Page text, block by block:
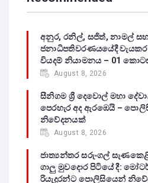
අනුර, රනිල්, සජිත්, නාමල්
ජනාධිපතිවරණයයේදී
වියදම් නියාමනය – 01
August 8, 2026
සීනිගම ශ්‍රී දෙවොල් මහා
පෙරහැර අද ඇරඹෙයි –
නිවේදනයක්
August 8, 2026
ජාත්‍යන්තර සරුංගල්
ගාලු මුවදොර පිටියේ දී:
රියැදුරන්ට පොලිසියෙන්